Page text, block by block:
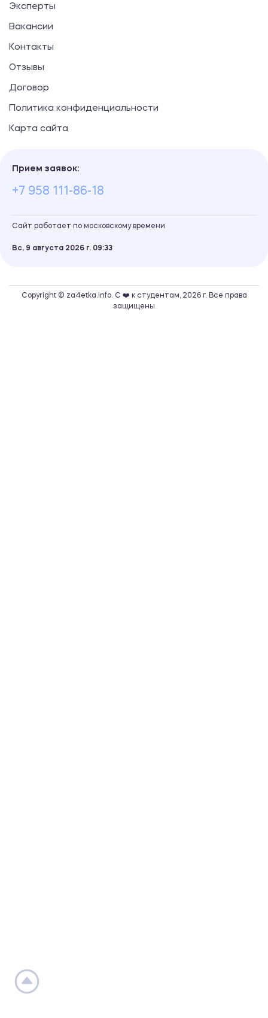
Эксперты
Вакансии
Контакты
Отзывы
Договор
Политика конфиденциальности
Карта сайта
Прием заявок:
+7 958 111-86-18
Сайт работает по московскому времени
Вс, 9 августа 2026 г. 09 33
Copyright © za4etka.info. С ❤️ к студентам, 2026 г. Все права
защищены